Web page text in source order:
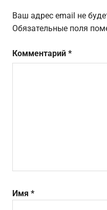
Ваш адрес email не
Обязательные поля
Комментарий *
Имя *